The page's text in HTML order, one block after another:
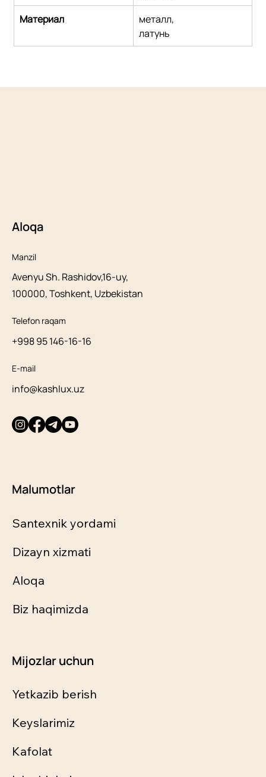
Материал
металл,
латунь
Aloqa
Manzil
Avenyu Sh. Rashidov,16-uy,
100000, Toshkent, Uzbekistan
Telefon raqam
+998 95 146-16-16
E-mail
info@kashlux.uz
Malumotlar
Santexnik yordami
Dizayn xizmati
Aloqa
Biz haqimizda
Mijozlar uchun
Yetkazib berish
Keyslarimiz
Kafolat